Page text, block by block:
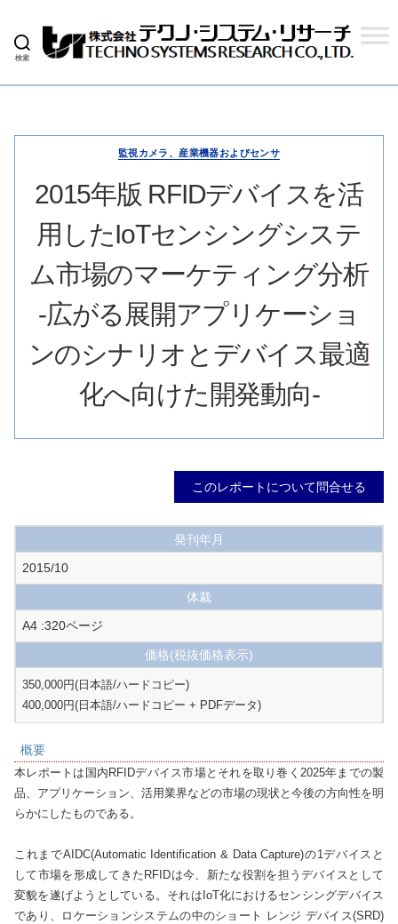
検索
式
テ
ク
ス
ム
リ
ー
監視カメラ、産業機器およびセンサ
2015年版 RFIDデバイスを活
用したIoTセンシングシステ
ム市場のマーケティング分析
-広がる展開アプリケーショ
ンのシナリオとデバイス最適
化へ向けた開発動向-
このレポートについて問合せる
発刊年月
2015/10
体裁
A4 :320ページ
価格(税抜価格表示)
350,000円(日本語/ハードコピー)
400,000円(日本語/ハードコピー + PDFデータ)
概要
本レポートは国内RFIDデバイス市場とそれを取り巻く2025年までの製
品、アプリケーション、活用業界などの市場の現状と今後の方向性を明
らかにしたものである。
これまでAIDC(Automatic Identification & Data Capture)の1デバイスと
して市場を形成してきたRFIDは今、新たな役割を担うデバイスとして
変貌を遂げようとしている。それはIoT化におけるセンシングデバイス
であり、ロケーションシステムの中のショート レンジ デバイス(SRD)